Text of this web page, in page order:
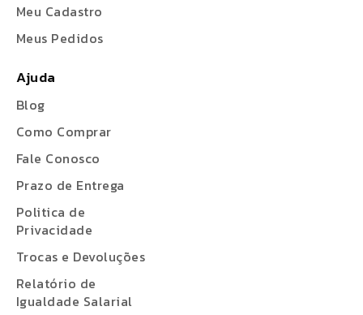
Meu Cadastro
Meus Pedidos
Ajuda
Blog
Como Comprar
Fale Conosco
Prazo de Entrega
Politica de
Privacidade
Trocas e Devoluções
Relatório de
Igualdade Salarial